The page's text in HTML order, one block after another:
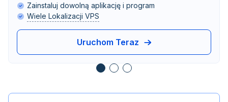
Zainstaluj dowolną aplikację i program
Wiele Lokalizacji VPS
Uruchom Teraz